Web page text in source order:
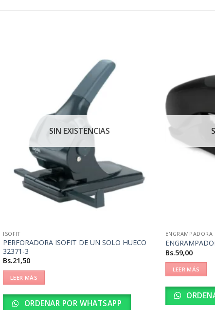
SIN EXISTENCIAS
ISOFIT
PERFORADORA ISOFIT DE UN SOLO HUECO
32371-3
Bs.21,50
LEER MÁS
ORDENAR POR WHATSAPP
ENGRAMPADORA
Bs.59,00
LEER MÁS